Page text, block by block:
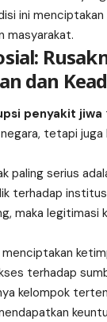
ini
masyarakat.
dan
penyakit jiwa
tetapi juga
paling serius
terhadap
maka legitimasi
menciptakan
terhadap
kelompok